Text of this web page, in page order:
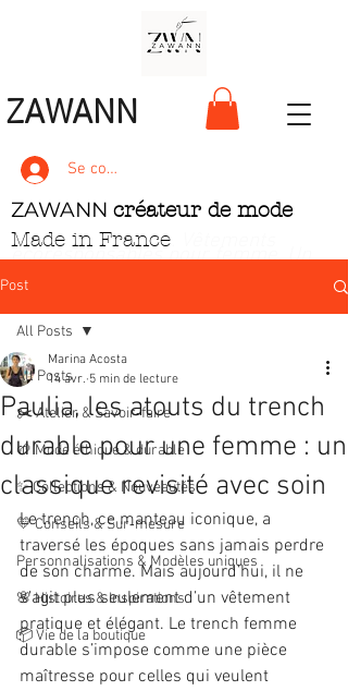
ZAWANN
Se connecter
ZAWANN créateur de mode
Made in France
écoresponsables pour femme. Un
Post
All Posts
✂️ Atelier & Savoir‑faire
🌱 Mode éthique & durable
✨ Collections & Nouveautés
💛 Conseils & Sur‑mesure
Personnalisations & Modèles uniques
🌸 Histoires & Inspirations
📦 Vie de la boutique
All Posts
Paulia, les atouts du trench
durable pour une femme : un
classique revisité avec soin
Marina Acosta
14 avr. 5 min de lecture
Le trench, ce manteau iconique, a
traversé les époques sans jamais perdre
de son charme. Mais aujourd’hui, il ne
s’agit plus seulement d’un vêtement
pratique et élégant. Le trench femme
durable s’impose comme une pièce
maîtresse pour celles qui veulent